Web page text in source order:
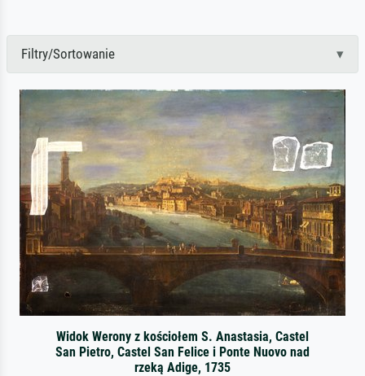
Filtry/Sortowanie
Widok Werony z kościołem S. Anastasia, Castel
San Pietro, Castel San Felice i Ponte Nuovo nad
rzeką Adige, 1735